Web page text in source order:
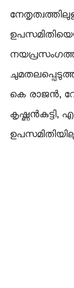
കെ രാജന്‍,
കൃഷ്ണന്‍കുട്ടി,